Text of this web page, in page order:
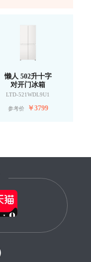
懒人 502升十字
对开门冰箱
LTD-521WDL9U1
参考价 ￥3799